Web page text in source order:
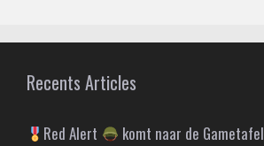
Recents Articles
Red Alert
komt naar de Gametafel